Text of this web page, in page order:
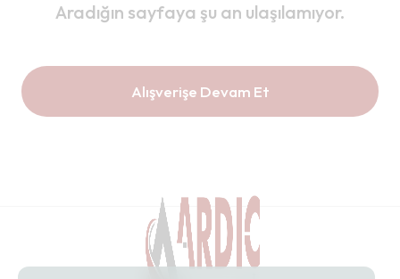
Aradığın sayfaya şu an ulaşılamıyor.
Alışverişe Devam Et